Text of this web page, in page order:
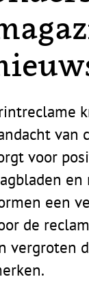
van
voor
en
een
de
vergroten